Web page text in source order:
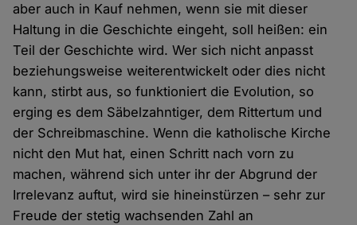
aber auch in Kauf nehmen, wenn sie mit dieser
Haltung in die Geschichte eingeht, soll heißen: ein
Teil der Geschichte wird. Wer sich nicht anpasst
beziehungsweise weiterentwickelt oder dies nicht
kann, stirbt aus, so funktioniert die Evolution, so
erging es dem Säbelzahntiger, dem Rittertum und
der Schreibmaschine. Wenn die katholische Kirche
nicht den Mut hat, einen Schritt nach vorn zu
machen, während sich unter ihr der Abgrund der
Irrelevanz auftut, wird sie hineinstürzen – sehr zur
Freude der stetig wachsenden Zahl an